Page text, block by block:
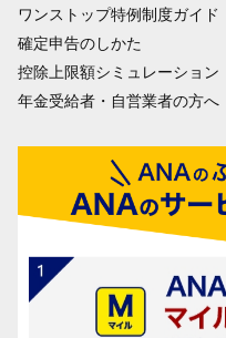
ワンストップ特例制度ガイド
確定申告のしかた
控除上限額シミュレーション
年金受給者・自営業者の方へ